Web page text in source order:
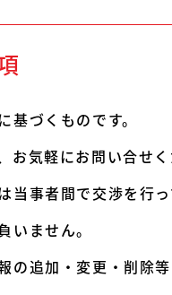
づくものです。
お気軽にお問い合せ
事者間で交渉を行
ません。
追加・変更・削除